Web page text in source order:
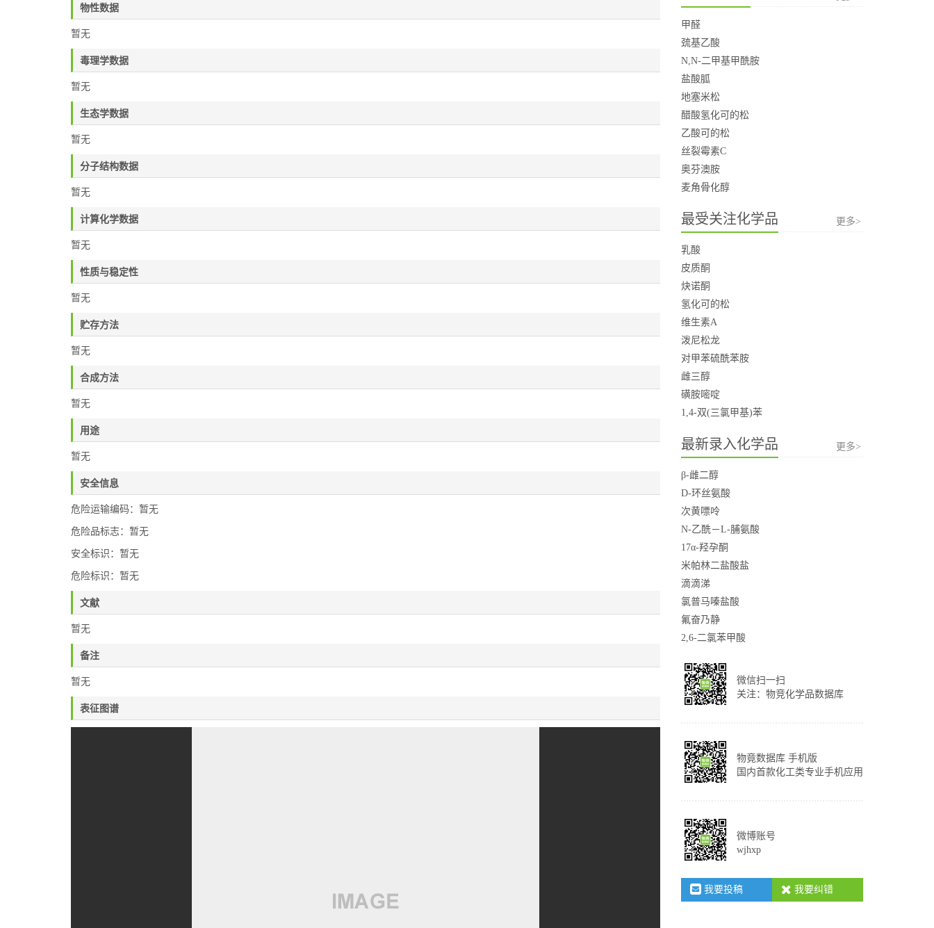
物性数据
暂无
毒理学数据
暂无
生态学数据
暂无
分子结构数据
暂无
计算化学数据
暂无
性质与稳定性
暂无
贮存方法
暂无
合成方法
暂无
用途
暂无
安全信息
危险运输编码：暂无
危险品标志：暂无
安全标识：暂无
危险标识：暂无
文献
暂无
备注
暂无
表征图谱
甲醛
巯基乙酸
N,N-二甲基甲酰胺
盐酸胍
地塞米松
醋酸氢化可的松
乙酸可的松
丝裂霉素C
奥芬澳胺
麦角骨化醇
最受关注化学品 更多>
乳酸
皮质酮
炔诺酮
氢化可的松
维生素A
泼尼松龙
对甲苯硫酰苯胺
雌三醇
磺胺嘧啶
1,4-双(三氯甲基)苯
最新录入化学品 更多>
β-雌二醇
D-环丝氨酸
次黄嘌呤
N-乙酰－L-脯氨酸
17α-羟孕酮
米帕林二盐酸盐
滴滴涕
氯普马嗪盐酸
氟奋乃静
2,6-二氯苯甲酸
微信扫一扫
关注：物竞化学品数据库
物竟数据库 手机版
国内首款化工类专业手机应用
微博账号
wjhxp
我要投稿 我要纠错